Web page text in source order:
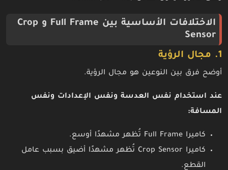
الاختلافات الأساسية بين Full Frame و Crop
Sensor
1. مجال الرؤية
أوضح فرق بين النوعين هو مجال الرؤية.
عند استخدام نفس العدسة ونفس الإعدادات ونفس
المسافة:
كاميرا Full Frame تُظهر مشهدًا أوسع.
كاميرا Crop Sensor تُظهر مشهدًا أضيق بسبب عامل
القطع.